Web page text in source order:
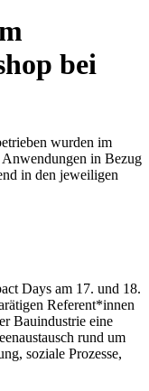
bei
wurden im
in Bezug
in den jeweiligen
Days am 17. und 18.
Referent*innen
Bauindustrie eine
rund um
soziale Prozesse,